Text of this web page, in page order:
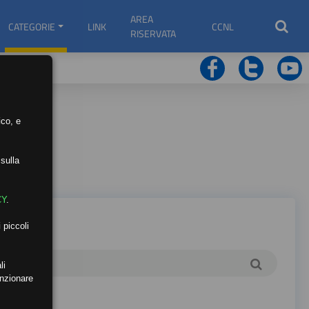
CATEGORIE LINK
AREA
RISERVATA
CCNL
e
.
piccoli